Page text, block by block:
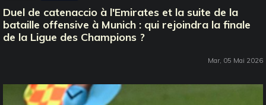
Duel de catenaccio à l'Emirates et la suite de la
bataille offensive à Munich : qui rejoindra la finale
de la Ligue des Champions ?
Mar, 05 Mai 2026